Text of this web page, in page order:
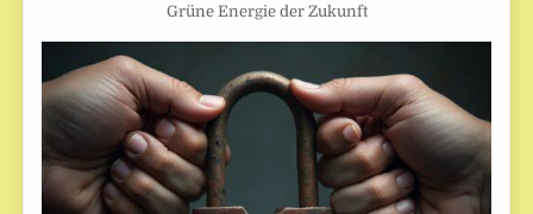
Grüne Energie der Zukunft